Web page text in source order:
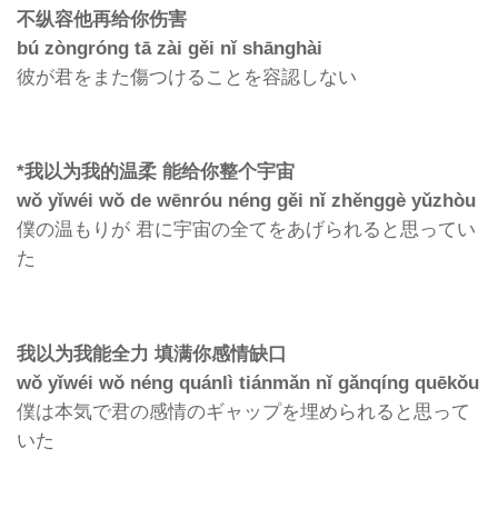
不纵容他再给你伤害
bú zòngróng tā zài gěi nǐ shānghài
彼が君をまた傷つけることを容認しない
*我以为我的温柔 能给你整个宇宙
wǒ yǐwéi wǒ de wēnróu néng gěi nǐ zhěnggè yǔzhòu
僕の温もりが 君に宇宙の全てをあげられると思ってい
た
我以为我能全力 填满你感情缺口
wǒ yǐwéi wǒ néng quánlì tiánmǎn nǐ gǎnqíng quēkǒu
僕は本気で君の感情のギャップを埋められると思って
いた